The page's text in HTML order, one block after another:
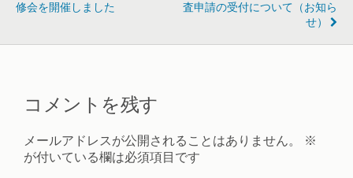
修会を開催しました
査申請の受付について（お知ら
せ）
コメントを残す
メールアドレスが公開されることはありません。
※
が付いている欄は必須項目です